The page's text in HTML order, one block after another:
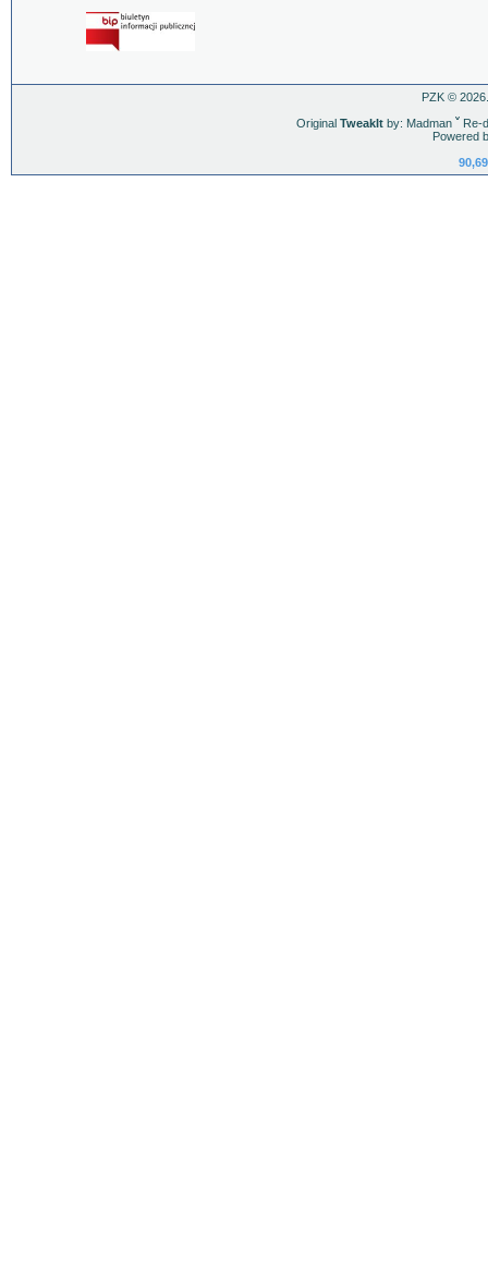
PZK ©
Original TweakItby: Madman ˇRe-
Powered